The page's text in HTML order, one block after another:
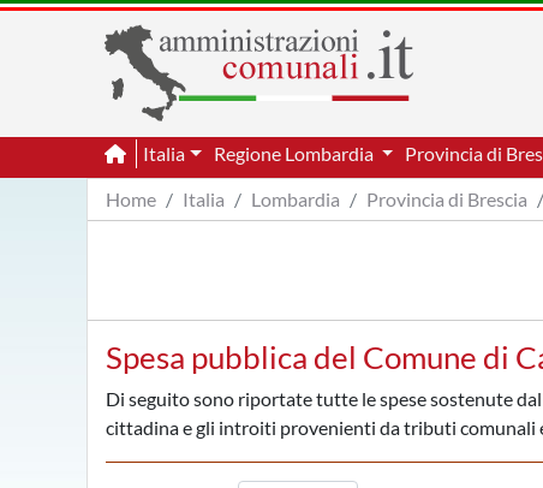
Italia Regione Lombardia Provincia di
Home
Italia Lombardia Provincia di Brescia
Spesa pubblica del Comune di
Di seguito sono riportate tutte le spese sostenute
cittadina e gli introiti provenienti da tributi comunali